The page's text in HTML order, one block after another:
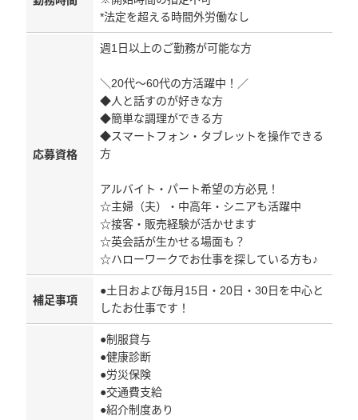
*法定を超える時間外労働なし
応募資格
週1日以上のご勤務が可能な方
＼20代～60代の方活躍中！／
◆人と話すのが好きな方
◆簡単な調理ができる方
◆スマートフォン・タブレットを操作できる
方
アルバイト・パート希望の方必見！
☆主婦（夫）・中高年・シニアも活躍中
☆接客・販売経験が活かせます
☆英会話が生かせる場面も？
☆ハローワークでお仕事を探している方も♪
補足事項
●土日および毎月15日・20日・30日を中心と
したお仕事です！
●制服貸与
●健康診断
●労災保険
●交通費支給
●紹介制度あり